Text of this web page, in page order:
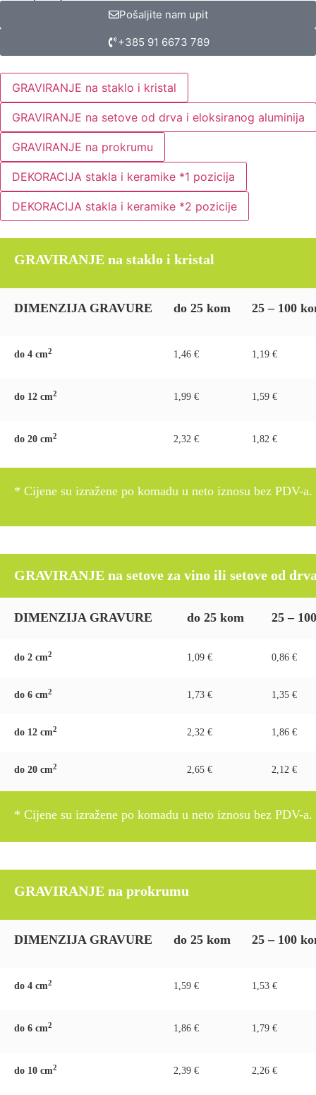
Pošaljite nam upit
+385 91 6673 789
GRAVIRANJE na staklo i kristal
GRAVIRANJE na setove od drva i eloksiranog aluminija
GRAVIRANJE na prokrumu
DEKORACIJA stakla i keramike *1 pozicija
DEKORACIJA stakla i keramike *2 pozicije
GRAVIRANJE na staklo i kristal
DIMENZIJA GRAVURE do 25 kom 25 – 100
do 4 cm2 1,46 € 1,19 €
do 12 cm2 1,99 € 1,59 €
do 20 cm2 2,32 € 1,82 €
* Cijene su izražene po komadu u neto iznosu bez PDV-a.
GRAVIRANJE na setove za vino ili setove od
DIMENZIJA GRAVURE do 25 kom 25 –
do 2 cm2 1,09 € 0,86 €
do 6 cm2 1,73 € 1,35 €
do 12 cm2 2,32 € 1,86 €
do 20 cm2 2,65 € 2,12 €
* Cijene su izražene po komadu u neto iznosu bez PDV-a.
GRAVIRANJE na prokrumu
DIMENZIJA GRAVURE do 25 kom 25 – 100
do 4 cm2 1,59 € 1,53 €
do 6 cm2 1,86 € 1,79 €
do 10 cm2 2,39 € 2,26 €